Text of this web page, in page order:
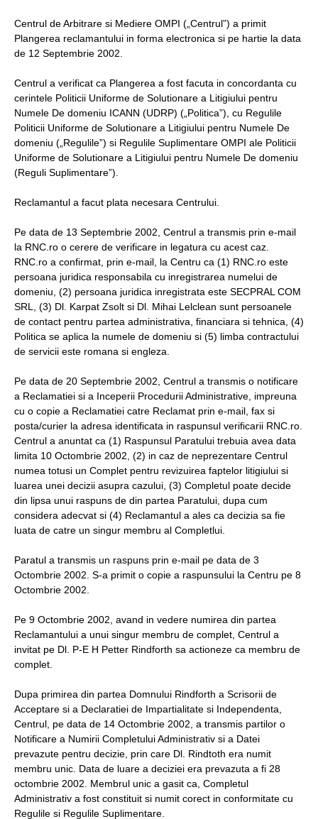
Centrul de Arbitrare si Mediere OMPI („Centrul”) a primit
Plangerea reclamantului in forma electronica si pe hartie la data
de 12 Septembrie 2002.
Centrul a verificat ca Plangerea a fost facuta in concordanta cu
cerintele Politicii Uniforme de Solutionare a Litigiului pentru
Numele De domeniu ICANN (UDRP) („Politica”), cu Regulile
Politicii Uniforme de Solutionare a Litigiului pentru Numele De
domeniu („Regulile”) si Regulile Suplimentare OMPI ale Politicii
Uniforme de Solutionare a Litigiului pentru Numele De domeniu
(Reguli Suplimentare”).
Reclamantul a facut plata necesara Centrului.
Pe data de 13 Septembrie 2002, Centrul a transmis prin e-mail
la RNC.ro o cerere de verificare in legatura cu acest caz.
RNC.ro a confirmat, prin e-mail, la Centru ca (1) RNC.ro este
persoana juridica responsabila cu inregistrarea numelui de
domeniu, (2) persoana juridica inregistrata este SECPRAL COM
SRL, (3) Dl. Karpat Zsolt si Dl. Mihai Lelclean sunt persoanele
de contact pentru partea administrativa, financiara si tehnica, (4)
Politica se aplica la numele de domeniu si (5) limba contractului
de servicii este romana si engleza.
Pe data de 20 Septembrie 2002, Centrul a transmis o notificare
a Reclamatiei si a Inceperii Procedurii Administrative, impreuna
cu o copie a Reclamatiei catre Reclamat prin e-mail, fax si
posta/curier la adresa identificata in raspunsul verificarii RNC.ro.
Centrul a anuntat ca (1) Raspunsul Paratului trebuia avea data
limita 10 Octombrie 2002, (2) in caz de neprezentare Centrul
numea totusi un Complet pentru revizuirea faptelor litigiului si
luarea unei decizii asupra cazului, (3) Completul poate decide
din lipsa unui raspuns de din partea Paratului, dupa cum
considera adecvat si (4) Reclamantul a ales ca decizia sa fie
luata de catre un singur membru al Completlui.
Paratul a transmis un raspuns prin e-mail pe data de 3
Octombrie 2002. S-a primit o copie a raspunsului la Centru pe 8
Octombrie 2002.
Pe 9 Octombrie 2002, avand in vedere numirea din partea
Reclamantului a unui singur membru de complet, Centrul a
invitat pe Dl. P-E H Petter Rindforth sa actioneze ca membru de
complet.
Dupa primirea din partea Domnului Rindforth a Scrisorii de
Acceptare si a Declaratiei de Impartialitate si Independenta,
Centrul, pe data de 14 Octombrie 2002, a transmis partilor o
Notificare a Numirii Completului Administrativ si a Datei
prevazute pentru decizie, prin care Dl. Rindtoth era numit
membru unic. Data de luare a deciziei era prevazuta a fi 28
octombrie 2002. Membrul unic a gasit ca, Completul
Administrativ a fost constituit si numit corect in conformitate cu
Regulile si Regulile Suplimentare.